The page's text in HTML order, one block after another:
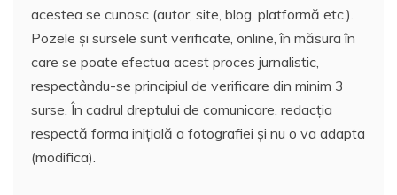
acestea se cunosc (autor, site, blog, platformă etc.).
Pozele și sursele sunt verificate, online, în măsura în
care se poate efectua acest proces jurnalistic,
respectându-se principiul de verificare din minim 3
surse. În cadrul dreptului de comunicare, redacția
respectă forma inițială a fotografiei și nu o va adapta
(modifica).